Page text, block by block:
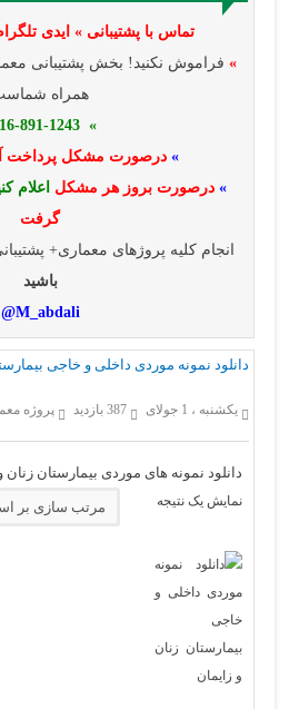
تماس با پشتیبانی » ایدی
» فراموش نکنید! بخش پشتیبانی
همراه
» 0916-891-1243
» درصورت مشکل پرداخت
» درصورت بروز هر مشکل اعلام
گرفت
انجام کلیه پروژهای معماری+
باشید
M_abdali@
دانلود نمونه موردی داخلی و خاجی
یکشنبه ، 1 جولای 387 بازدید پروژه
دانلود نمونه های موردی بیمارستان زنان
نمایش یک نتیجه